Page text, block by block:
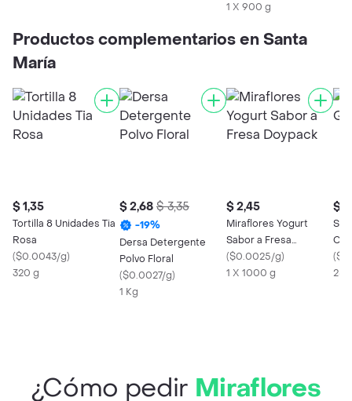
1 X 900 g
Productos complementarios en Santa
María
$ 1,35
Tortilla 8 Unidades Tia
Rosa
($0.0043/g)
320 g
$ 2,68 $ 3,35
-19%
Dersa Detergente
Polvo Floral
($0.0027/g)
1 Kg
$ 2,45
Miraflores Yogurt
Sabor a Fresa
Doypack
($0.0025/g)
1 X 1000 g
$
(
¿Cómo pedir Miraflores